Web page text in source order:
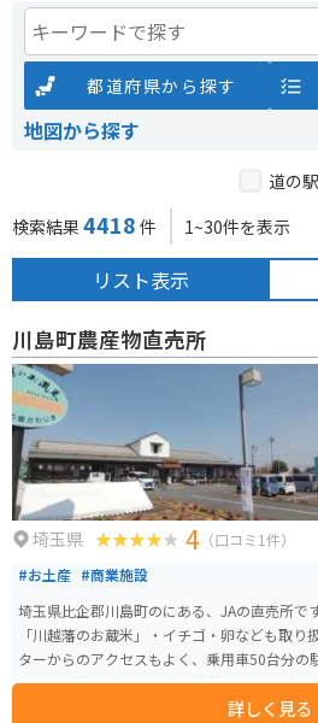
都道府県から探す
地図から探す
道の
検索結果 4418 件 1~30件を表示
リスト表示
川島町農産物直売所
埼玉県 4 （口コミ1件）
#お土産 #商業施設
埼玉県比企郡川島町のにある、JAの直売所で
「川越藩のお蔵米」・イチゴ・卵なども取り
ターからのアクセスもよく、乗用車50台分の
水曜日が定休日ですが、臨時営業していると
詳しく見る